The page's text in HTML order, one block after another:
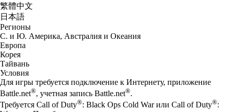
繁體中文
日本語
Регионы
С. и Ю. Америка, Австралия и Океания
Европа
Корея
Тайвань
Условия
Для игры требуется подключение к Интернету, приложение
Battle.net®, учетная запись Battle.net®.
Требуется Call of Duty®: Black Ops Cold War или Call of Duty®: